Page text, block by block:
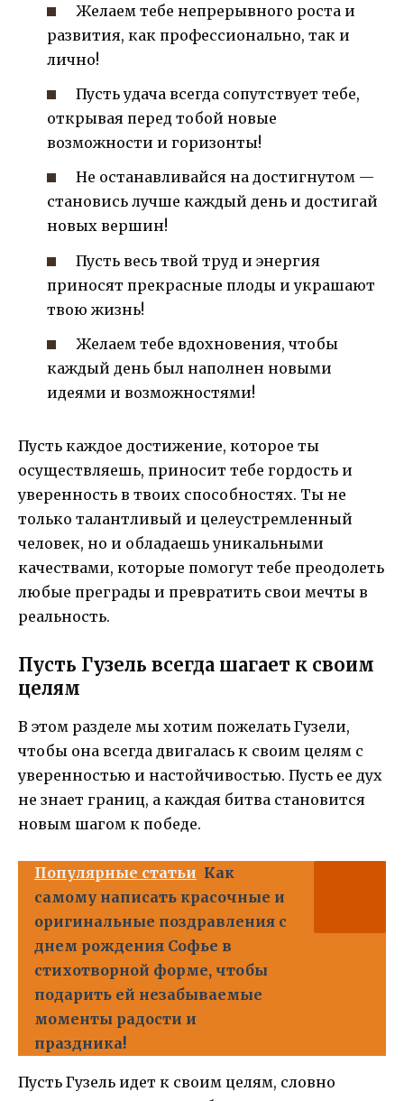
Желаем тебе непрерывного роста и
развития, как профессионально, так и
лично!
Пусть удача всегда сопутствует тебе,
открывая перед тобой новые
возможности и горизонты!
Не останавливайся на достигнутом —
становись лучше каждый день и достигай
новых вершин!
Пусть весь твой труд и энергия
приносят прекрасные плоды и украшают
твою жизнь!
Желаем тебе вдохновения, чтобы
каждый день был наполнен новыми
идеями и возможностями!
Пусть каждое достижение, которое ты
осуществляешь, приносит тебе гордость и
уверенность в твоих способностях. Ты не
только талантливый и целеустремленный
человек, но и обладаешь уникальными
качествами, которые помогут тебе преодолеть
любые преграды и превратить свои мечты в
реальность.
Пусть Гузель всегда шагает к своим
целям
В этом разделе мы хотим пожелать Гузели,
чтобы она всегда двигалась к своим целям с
уверенностью и настойчивостью. Пусть ее дух
не знает границ, а каждая битва становится
новым шагом к победе.
Популярные статьи Как
самому написать красочные и
оригинальные поздравления с
днем рождения Софье в
стихотворной форме, чтобы
подарить ей незабываемые
моменты радости и
праздника!
Пусть Гузель идет к своим целям, словно